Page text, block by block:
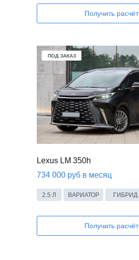
Получить расчёт
2.5 Л ВАРИАТОР ГИБРИД
Lexus LM 350h
734 000 руб в месяц
Получить расчёт
В НАЛИЧИИ
ПОД ЗАКАЗ